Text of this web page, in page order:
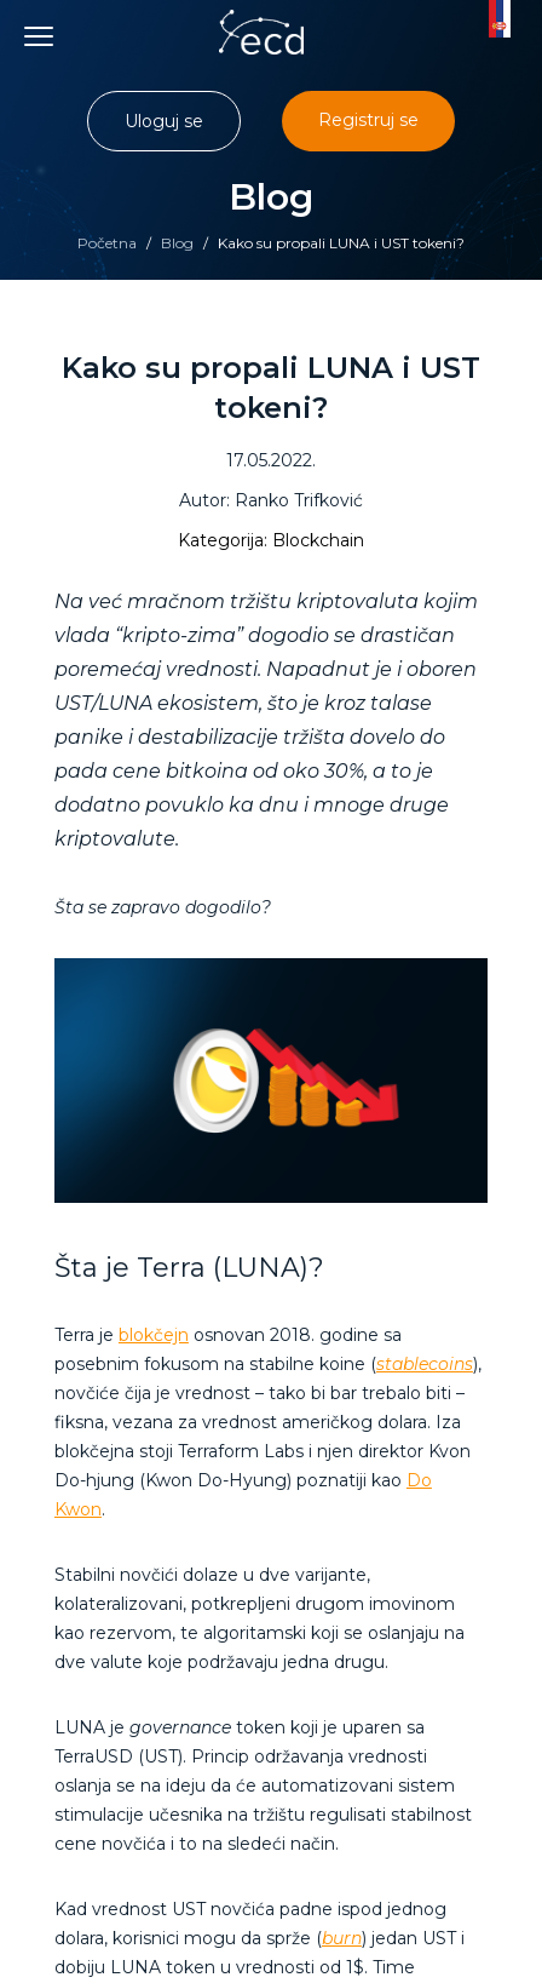
content
Početna / Blog / Kako su propali LUNA i UST tokeni?
Blog
Uloguj se Registruj se
Kako su propali LUNA i UST
tokeni?
17.05.2022.
Autor: Ranko Trifković
Kategorija: Blockchain
Na već mračnom tržištu kriptovaluta kojim
vlada “kripto-zima” dogodio se drastičan
poremećaj vrednosti. Napadnut je i oboren
UST/LUNA ekosistem, što je kroz talase
panike i destabilizacije tržišta dovelo do
pada cene bitkoina od oko 30%, a to je
dodatno povuklo ka dnu i mnoge druge
kriptovalute.
Šta se zapravo dogodilo?
Šta je Terra (LUNA)?
Terra je blokčejn osnovan 2018. godine sa
posebnim fokusom na stabilne koine (stablecoins),
novčiće čija je vrednost – tako bi bar trebalo biti –
fiksna, vezana za vrednost američkog dolara. Iza
blokčejna stoji Terraform Labs i njen direktor Kvon
Do-hjung (Kwon Do-Hyung) poznatiji kao Do
Kwon.
Stabilni novčići dolaze u dve varijante,
kolateralizovani, potkrepljeni drugom imovinom
kao rezervom, te algoritamski koji se oslanjaju na
dve valute koje podržavaju jedna drugu.
LUNA je governance token koji je uparen sa
TerraUSD (UST). Princip održavanja vrednosti
oslanja se na ideju da će automatizovani sistem
stimulacije učesnika na tržištu regulisati stabilnost
cene novčića i to na sledeći način.
Kad vrednost UST novčića padne ispod jednog
dolara, korisnici mogu da sprže (burn) jedan UST i
dobiju LUNA token u vrednosti od 1$. Time